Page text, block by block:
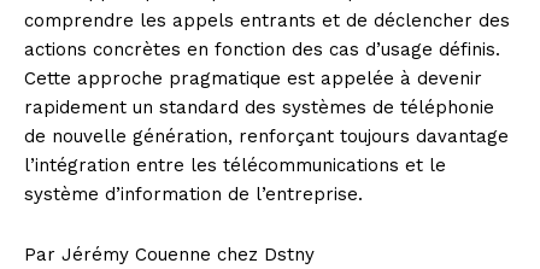
comprendre les appels entrants et de déclencher des
actions concrètes en fonction des cas d’usage définis.
Cette approche pragmatique est appelée à devenir
rapidement un standard des systèmes de téléphonie
de nouvelle génération, renforçant toujours davantage
l’intégration entre les télécommunications et le
système d’information de l’entreprise.
Par Jérémy Couenne chez Dstny